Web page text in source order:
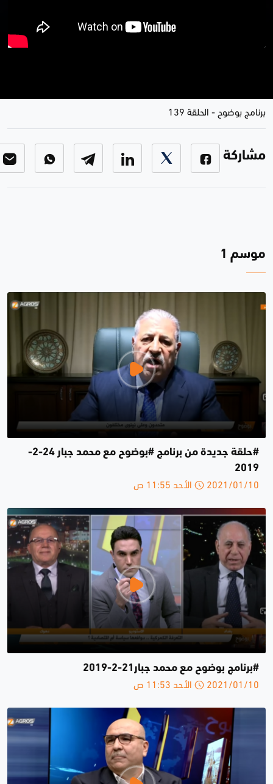
برنامج بوضوح - الحلقة 139
مشاركة
موسم 1
#حلقة جديدة من برنامج #بوضوح مع محمد جبار 24-2-
2019
2021/01/10 الأحد 11:55 ص
#برنامج بوضوح مع محمد جبار21-2-2019
2021/01/10 الأحد 11:53 ص